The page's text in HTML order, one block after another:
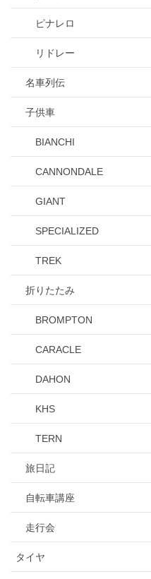
ピナレロ
リドレー
名車列伝
子供車
BIANCHI
CANNONDALE
GIANT
SPECIALIZED
TREK
折りたたみ
BROMPTON
CARACLE
DAHON
KHS
TERN
旅日記
自転車講座
走行会
タイヤ